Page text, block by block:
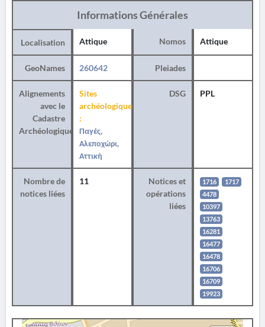
Informations Générales
Localisation Attique Nomos Attique
GeoNames 260642 Pleiades
Alignements
avec le
Cadastre
Archéologique
Sites
archéologiques
:
Παγές,
Αλεποχώρι,
Αττική
DSG PPL
Nombre de
notices liées
11
Notices et
opérations
liées
1716
1717
4478
10397
13763
16281
16477
16478
16706
16709
19923